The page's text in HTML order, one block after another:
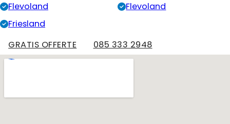
garagedak te
Flevoland
Flevoland
Friesland
GRATIS OFFERTE
085 333 2948